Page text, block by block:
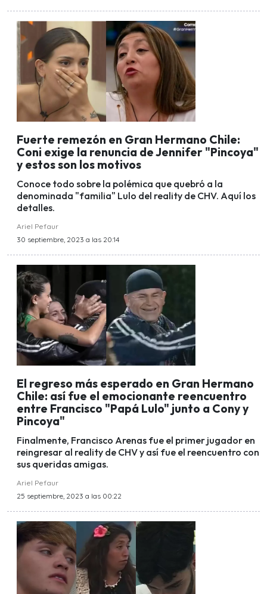
Fuerte remezón en Gran Hermano Chile:
Coni exige la renuncia de Jennifer "Pincoya"
y estos son los motivos
Conoce todo sobre la polémica que quebró a la
denominada "familia" Lulo del reality de CHV. Aquí los
detalles.
Ariel Pefaur
30 septiembre, 2023 a las 20:14
El regreso más esperado en Gran Hermano
Chile: así fue el emocionante reencuentro
entre Francisco "Papá Lulo" junto a Cony y
Pincoya"
Finalmente, Francisco Arenas fue el primer jugador en
reingresar al reality de CHV y así fue el reencuentro con
sus queridas amigas.
Ariel Pefaur
25 septiembre, 2023 a las 00:22